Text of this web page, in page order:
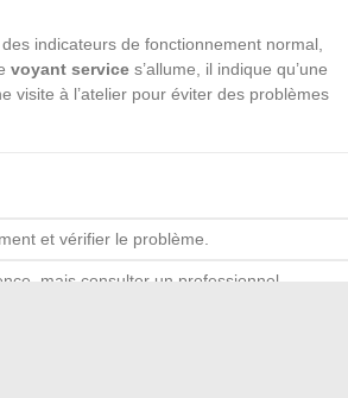
indicateurs de fonctionnement normal,
voyant service s’allume, il indique qu’une
visite à l’atelier pour éviter des problèmes
et vérifier le problème.
mais consulter un professionnel